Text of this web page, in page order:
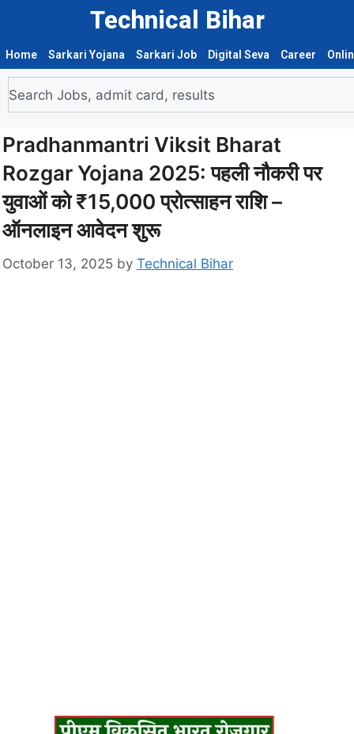
Technical Bihar
Home Sarkari Yojana Sarkari Job Digital Seva Career
Pradhanmantri Viksit Bharat
Rozgar Yojana 2025: पहली नौकरी पर
युवाओं को ₹15,000 प्रोत्साहन राशि –
ऑनलाइन आवेदन शुरू
October 13, 2025 by Technical Bihar